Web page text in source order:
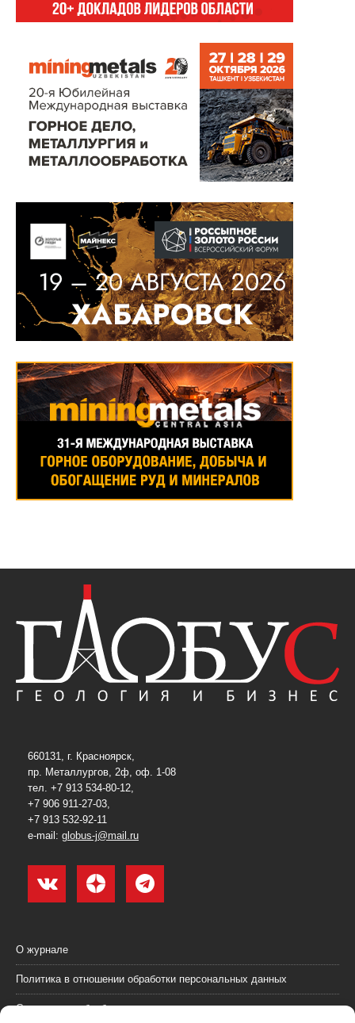
660131, г. Красноярск,
пр. Металлургов, 2ф, оф. 1-08
тел. +7 913 534-80-12,
+7 906 911-27-03,
+7 913 532-92-11
e-mail: globus-j@mail.ru
О журнале
Политика в отношении обработки персональных данных
Согласие на обработку персональных данных